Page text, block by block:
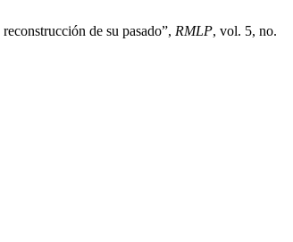
de su pasado”, RMLP, vol. 5, no.